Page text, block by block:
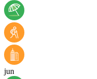
jun